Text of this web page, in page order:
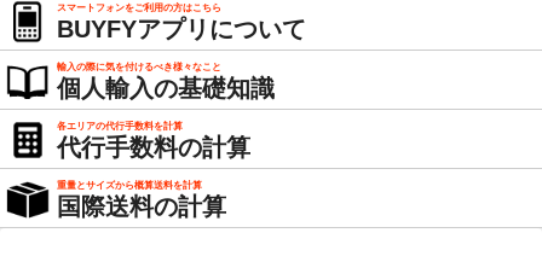
スマートフォンをご利用の方はこちら
BUYFYアプリについて
輸入の際に気を付けるべき様々なこと
個人輸入の基礎知識
各エリアの代行手数料を計算
代行手数料の計算
重量とサイズから概算送料を計算
国際送料の計算